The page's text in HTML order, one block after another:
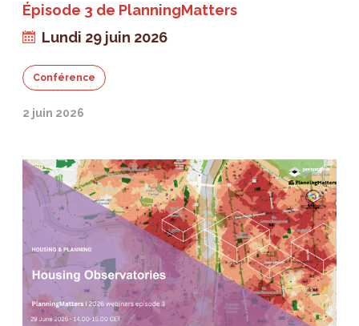
Épisode 3 de PlanningMatters
Lundi 29 juin 2026
Conférence
2 juin 2026